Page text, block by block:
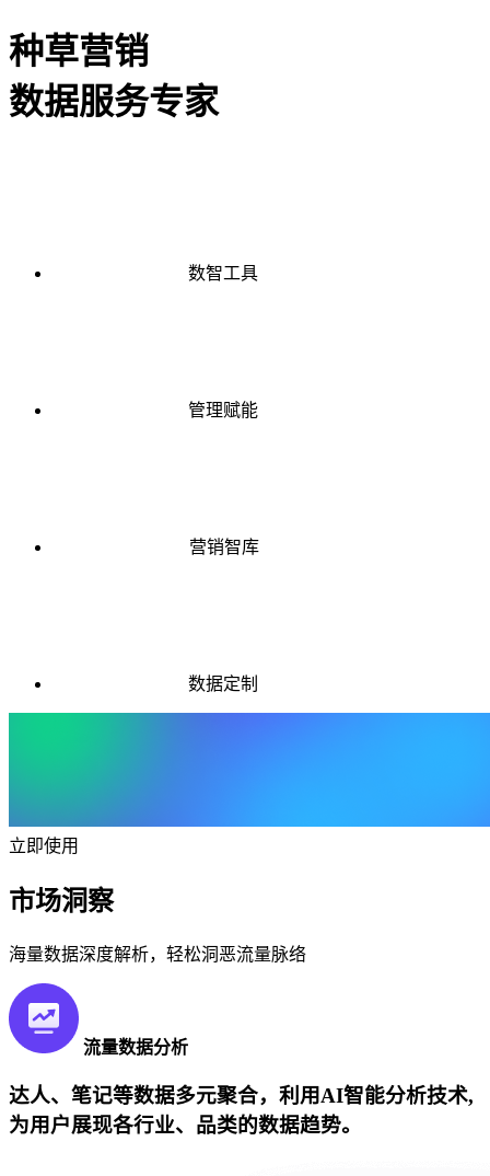
种草营销
数据服务专家
数智工具
管理赋能
营销智库
数据定制
立即使用
市场洞察
海量数据深度解析，轻松洞恶流量脉络
流量数据分析
达人、笔记等数据多元聚合，利用AI智能分析技术,
为用户展现各行业、品类的数据趋势。